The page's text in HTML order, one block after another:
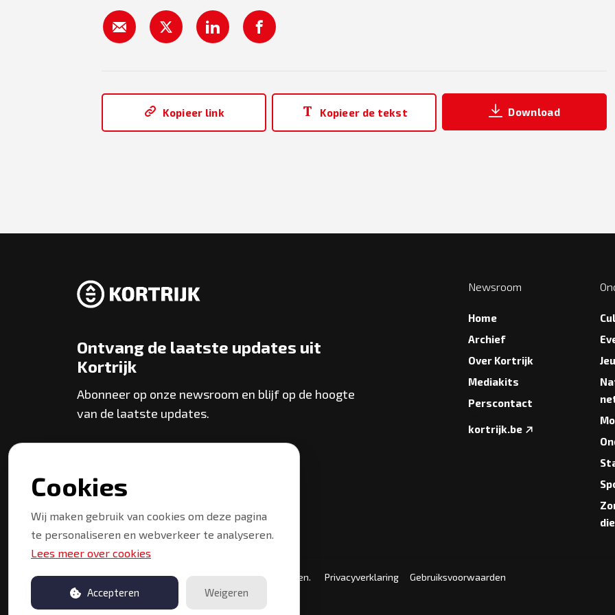
Kopieer link Kopieer de tekst Download
Ontvang de laatste updates uit
Kortrijk
Abonneer op onze newsroom en blijf op de hoogte
van de laatste updates.
Newsroom
Home
Archief
Over Kortrijk
Mediakits
Perscontact
kortrijk.be
Copyright © 2026 Kortrijk. Alle rechten voorbehouden. Privacyverklaring Gebruiksvoorwaarden
Cookies
Wij maken gebruik van cookies om deze pagina
te personaliseren en webverkeer te analyseren.
Lees meer over cookies
Accepteren Weigeren